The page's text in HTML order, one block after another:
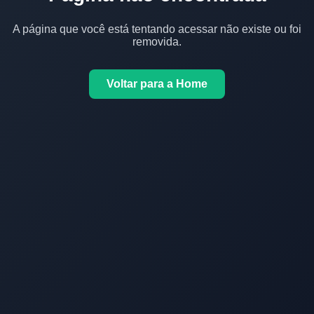
A página que você está tentando acessar não existe ou foi
removida.
Voltar para a Home